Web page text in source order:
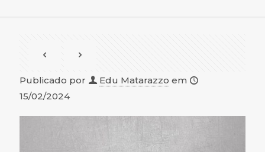
Publicado por Edu Matarazzo em
15/02/2024